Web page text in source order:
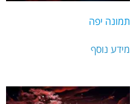
תמונה יפה
מידע נוסף